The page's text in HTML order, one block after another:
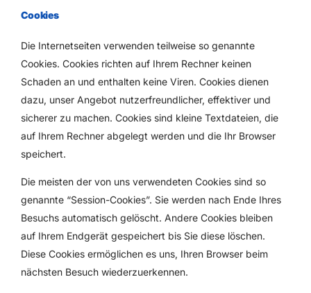
Cookies
Die Internetseiten verwenden teilweise so genannte
Cookies. Cookies richten auf Ihrem Rechner keinen
Schaden an und enthalten keine Viren. Cookies dienen
dazu, unser Angebot nutzerfreundlicher, effektiver und
sicherer zu machen. Cookies sind kleine Textdateien, die
auf Ihrem Rechner abgelegt werden und die Ihr Browser
speichert.
Die meisten der von uns verwendeten Cookies sind so
genannte “Session-Cookies”. Sie werden nach Ende Ihres
Besuchs automatisch gelöscht. Andere Cookies bleiben
auf Ihrem Endgerät gespeichert bis Sie diese löschen.
Diese Cookies ermöglichen es uns, Ihren Browser beim
nächsten Besuch wiederzuerkennen.